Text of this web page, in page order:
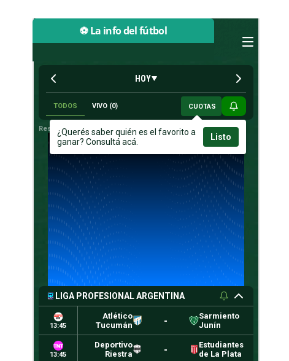
⚽ La info del fútbol